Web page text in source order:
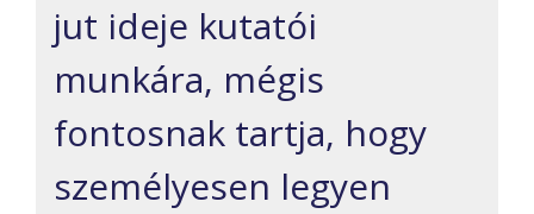
jut ideje kutatói
munkára, mégis
fontosnak tartja, hogy
személyesen legyen